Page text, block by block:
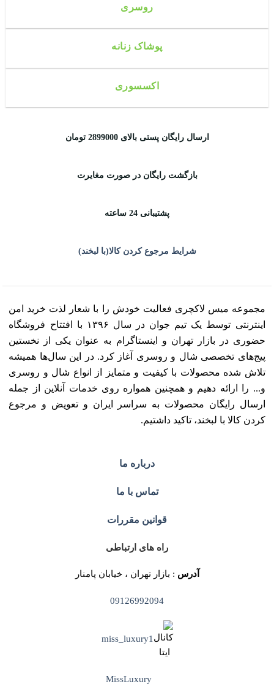
روسری
پوشاک زنانه
اکسسوری
ارسال رایگان پستی بالای 2899000 تومان
بازگشت رایگان در صورت مغایرت
پشتیبانی 24 ساعته
شرایط مرجوع کردن کالا(با لبخند)
مجموعه میس لاکچری فعالیت خودش را با شعار لذت خرید امن
اینترنتی توسط یک تیم جوان در سال ۱۳۹۶ با افتتاح فروشگاه
حضوری در بازار تهران و اینستاگرام به عنوان یکی از نخستین
پیج‌های تخصصی شال و روسری آغاز کرد. در این سال‌ها همیشه
تلاش شده محصولات با کیفیت و متمایز از انواع شال و روسری
و... را ارائه دهیم و همچنین همواره روی خدمات آنلاین از جمله
ارسال رایگان محصولات به سراسر ایران و تعویض و مرجوع
کردن کالا با لبخند، تاکید داشتیم.
درباره ما
تماس با ما
قوانین مقررات
راه های ارتباطی
آدرس : بازار تهران ، خیابان پامنار
09126992094
miss_luxury1
MissLuxury